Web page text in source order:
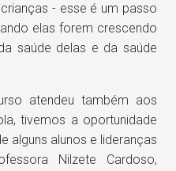
- esse é um passo
elas forem crescendo
saúde delas e da saúde
atendeu também aos
tivemos a oportunidade
alguns alunos e lideranças
Nilzete Cardoso,